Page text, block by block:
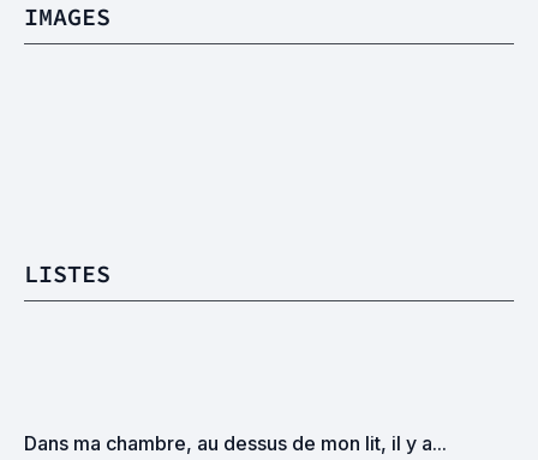
IMAGES
LISTES
Dans ma chambre, au dessus de mon lit, il y a...